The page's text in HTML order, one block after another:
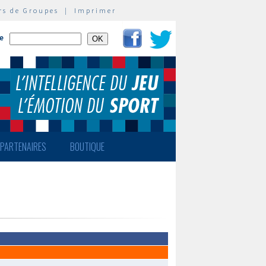
de Groupes | Imprimer
PARTENAIRES BOUTIQUE